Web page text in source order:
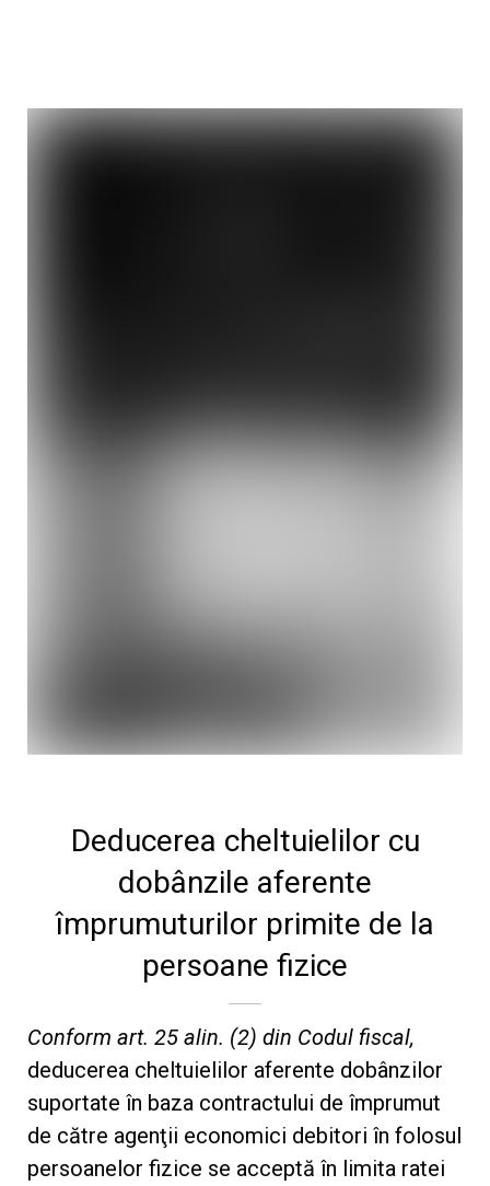
Deducerea cheltuielilor cu
dobânzile aferente
împrumuturilor primite de la
persoane fizice
Conform art. 25 alin. (2) din Codul fiscal,
deducerea cheltuielilor aferente dobânzilor
suportate în baza contractului de împrumut
de către agenţii economici debitori în folosul
persoanelor fizice se acceptă în limita ratei